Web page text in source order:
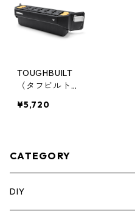
TOUGHBUILT
（タフビルト）
(スタックテッ
¥5,720
CATEGORY
DIY